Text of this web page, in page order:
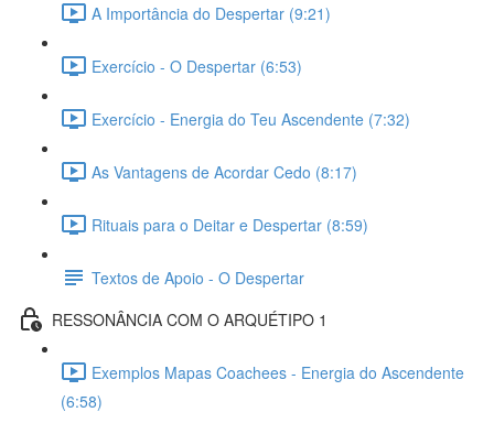
A Importância do Despertar (9:21)
Exercício - O Despertar (6:53)
Exercício - Energia do Teu Ascendente (7:32)
As Vantagens de Acordar Cedo (8:17)
Rituais para o Deitar e Despertar (8:59)
Textos de Apoio - O Despertar
RESSONÂNCIA COM O ARQUÉTIPO 1
Exemplos Mapas Coachees - Energia do Ascendente
(6:58)